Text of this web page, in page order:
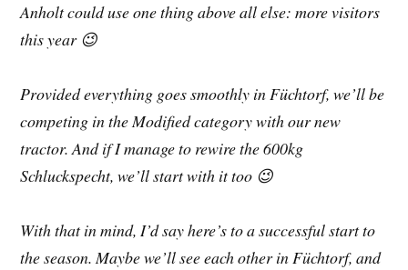
Anholt could use one thing above all else: more visitors
this year 😉
Provided everything goes smoothly in Füchtorf, we’ll be
competing in the Modified category with our new
tractor. And if I manage to rewire the 600kg
Schluckspecht, we’ll start with it too 😉
With that in mind, I’d say here’s to a successful start to
the season. Maybe we’ll see each other in Füchtorf, and